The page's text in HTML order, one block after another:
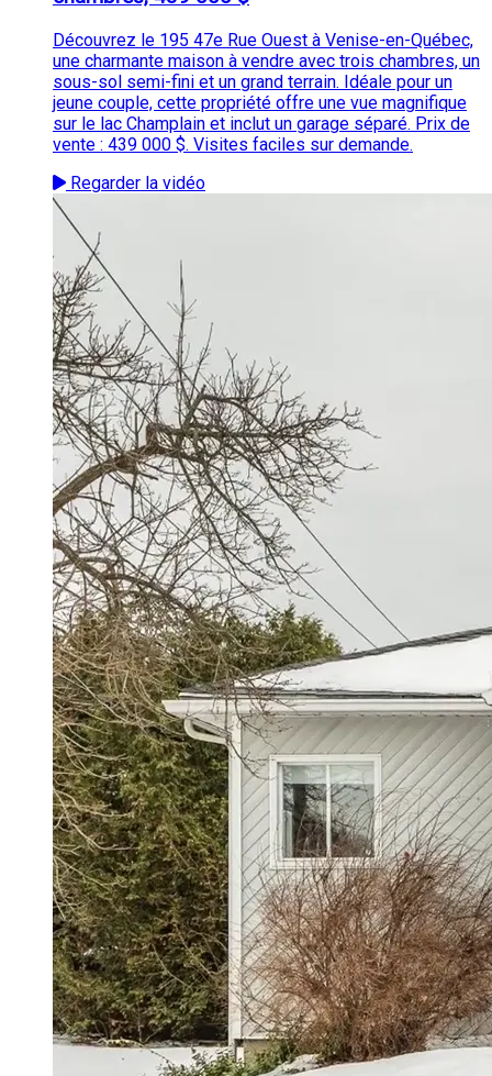
Découvrez le 195 47e Rue Ouest à Venise-en-Québec,
une charmante maison à vendre avec trois chambres, un
sous-sol semi-fini et un grand terrain. Idéale pour un
jeune couple, cette propriété offre une vue magnifique
sur le lac Champlain et inclut un garage séparé. Prix de
vente : 439 000 $. Visites faciles sur demande.
Regarder la vidéo